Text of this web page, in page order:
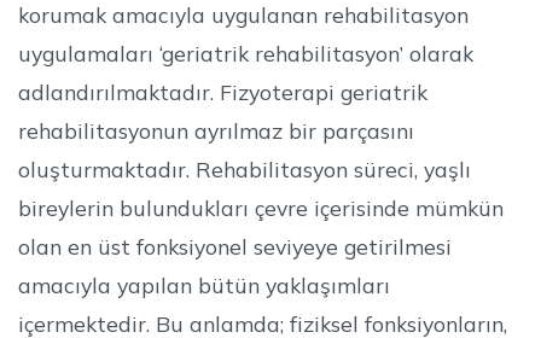
korumak amacıyla uygulanan rehabilitasyon
uygulamaları ‘geriatrik rehabilitasyon’ olarak
adlandırılmaktadır. Fizyoterapi geriatrik
rehabilitasyonun ayrılmaz bir parçasını
oluşturmaktadır. Rehabilitasyon süreci, yaşlı
bireylerin bulundukları çevre içerisinde mümkün
olan en üst fonksiyonel seviyeye getirilmesi
amacıyla yapılan bütün yaklaşımları
içermektedir. Bu anlamda; fiziksel fonksiyonların,